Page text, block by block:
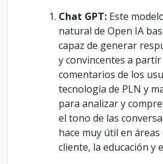
Chat GPT: Este
natural de Open IA
capaz de generar
y convincentes a
comentarios de los
tecnología de PLN y
para analizar y
el tono de las
hace muy útil en
cliente, la educación y